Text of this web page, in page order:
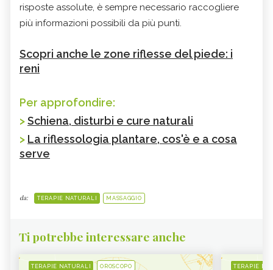
risposte assolute, è sempre necessario raccogliere
più informazioni possibili da più punti.
Scopri anche le zone riflesse del piede: i
reni
Per approfondire:
>Schiena, disturbi e cure naturali
> La riflessologia plantare, cos'è e a cosa
serve
da: TERAPIE NATURALI MASSAGGIO
Ti potrebbe interessare anche
TERAPIE NATURALI OROSCOPO TERAPIE